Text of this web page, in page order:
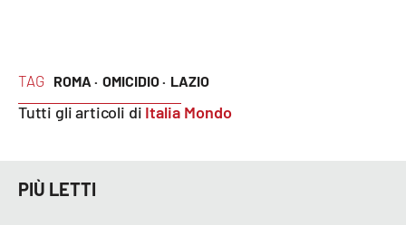
Leggendo Alvaro insieme
Le perfidie di Antonella Grippo
TAG ROMA · OMICIDIO · LAZIO
Tutti gli articoli di Italia Mondo
PIÙ LETTI